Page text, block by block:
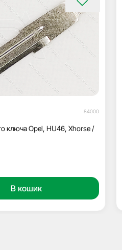
84000
ключа Opel, HU46, Xhorse /
В кошик